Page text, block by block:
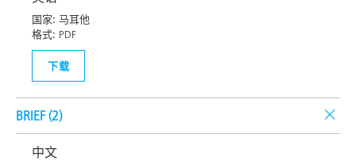
国家: 马耳他
格式: PDF
下载
BRIEF (2)
中文